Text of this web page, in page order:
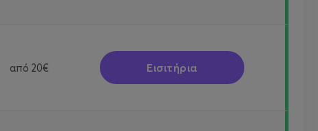
από 20€ Εισιτήρια